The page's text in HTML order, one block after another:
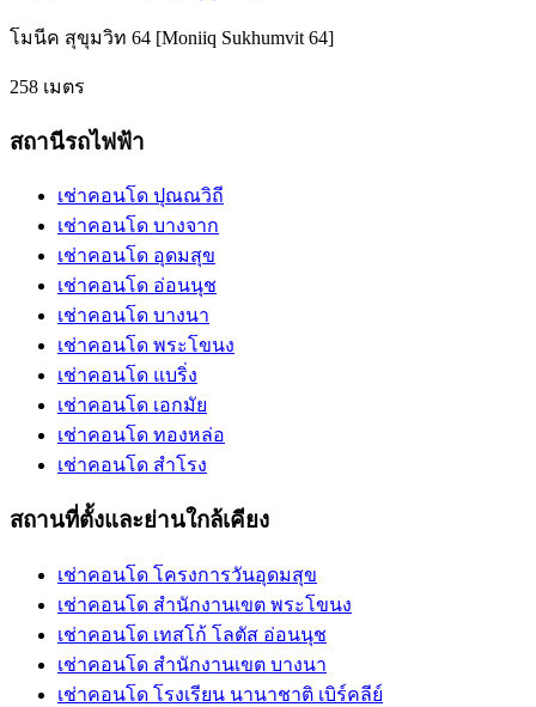
โมนีค สุขุมวิท 64 [Moniiq Sukhumvit 64]
258 เมตร
สถานีรถไฟฟ้า
เช่าคอนโด ปุณณวิถี
เช่าคอนโด บางจาก
เช่าคอนโด อุดมสุข
เช่าคอนโด อ่อนนุช
เช่าคอนโด บางนา
เช่าคอนโด พระโขนง
เช่าคอนโด แบริ่ง
เช่าคอนโด เอกมัย
เช่าคอนโด ทองหล่อ
เช่าคอนโด สำโรง
สถานที่ตั้งและย่านใกล้เคียง
เช่าคอนโด โครงการวันอุดมสุข
เช่าคอนโด สำนักงานเขต พระโขนง
เช่าคอนโด เทสโก้ โลตัส อ่อนนุช
เช่าคอนโด สำนักงานเขต บางนา
เช่าคอนโด โรงเรียน นานาชาติ เบิร์คลีย์